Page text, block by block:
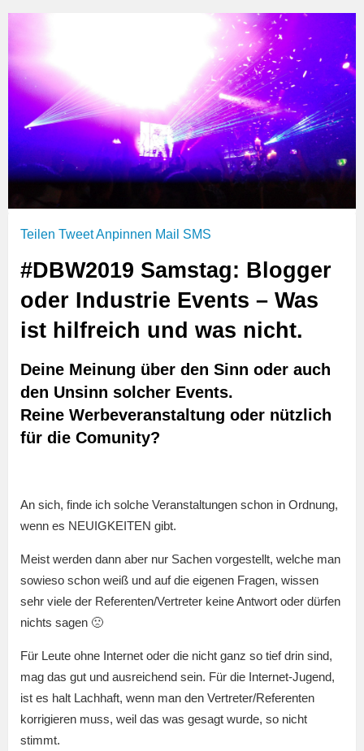
Teilen TweetAnpinnen Mail SMS
#DBW2019 Samstag: Blogger
oder Industrie Events – Was
ist hilfreich und was nicht.
Deine Meinung über den Sinn oder auch
den Unsinn solcher Events.
Reine Werbeveranstaltung oder nützlich
für die Comunity?
An sich, finde ich solche Veranstaltungen schon in Ordnung,
wenn es NEUIGKEITEN gibt.
Meist werden dann aber nur Sachen vorgestellt, welche man
sowieso schon weiß und auf die eigenen Fragen, wissen
sehr viele der Referenten/Vertreter keine Antwort oder dürfen
nichts sagen 🙁
Für Leute ohne Internet oder die nicht ganz so tief drin sind,
mag das gut und ausreichend sein. Für die Internet-Jugend,
ist es halt Lachhaft, wenn man den Vertreter/Referenten
korrigieren muss, weil das was gesagt wurde, so nicht
stimmt.